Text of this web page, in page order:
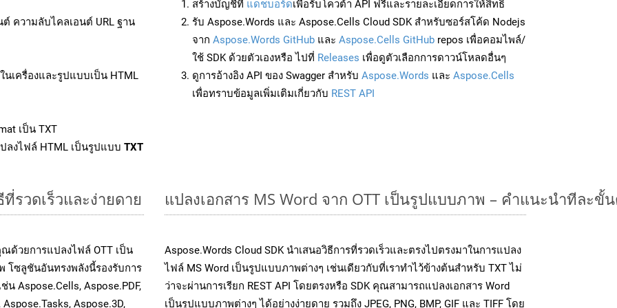
ความลับไคลเอนต์ URL ฐาน
เครื่องและรูปแบบเป็น HTML
เป็น TXT
ลงไฟล์ HTML เป็นรูปแบบ TXT
สร้างบัญชีที่ แดชบอร์ดเพื่อรับโควต้า API ฟรีและรายละเอียดการให้สิทธิ์
รับ Aspose.Words และ Aspose.Cells Cloud SDK สำหรับซอร์สโค้ด Nodejs
จาก Aspose.Words GitHub และ Aspose.Cells GitHub repos เพื่อคอมไพล์/
ใช้ SDK ด้วยตัวเองหรือ ไปที่ Releases เพื่อดูตัวเลือกการดาวน์โหลดอื่นๆ
ดูการอ้างอิง API ของ Swagger สำหรับ Aspose.Words และ Aspose.Cells
เพื่อทราบข้อมูลเพิ่มเติมเกี่ยวกับ REST API
รวดเร็วและง่ายดาย
ด้วยการแปลงไฟล์ OTT เป็น
โซลูชันอันทรงพลังนี้รองรับการ
Aspose.Cells, Aspose.PDF,
Aspose.3D,
แปลงเอกสาร MS Word จาก OTT เป็นรูปแบบภาพ – คำแนะนำทีละขั้
Aspose.Words Cloud SDK นำเสนอวิธีการที่รวดเร็วและตรงไปตรงมาในการแปลง
ไฟล์ MS Word เป็นรูปแบบภาพต่างๆ เช่นเดียวกับที่เราทำไว้ข้างต้นสำหรับ TXT ไม่
ว่าจะผ่านการเรียก REST API โดยตรงหรือ SDK คุณสามารถแปลงเอกสาร Word
เป็นรูปแบบภาพต่างๆ ได้อย่างง่ายดาย รวมถึง JPEG, PNG, BMP, GIF และ TIFF โดย